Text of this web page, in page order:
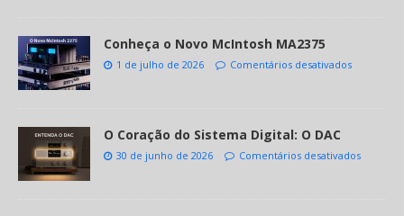
Conheça o Novo McIntosh MA2375
1 de julho de 2026 Comentários desativados
O Coração do Sistema Digital: O DAC
30 de junho de 2026 Comentários desativados